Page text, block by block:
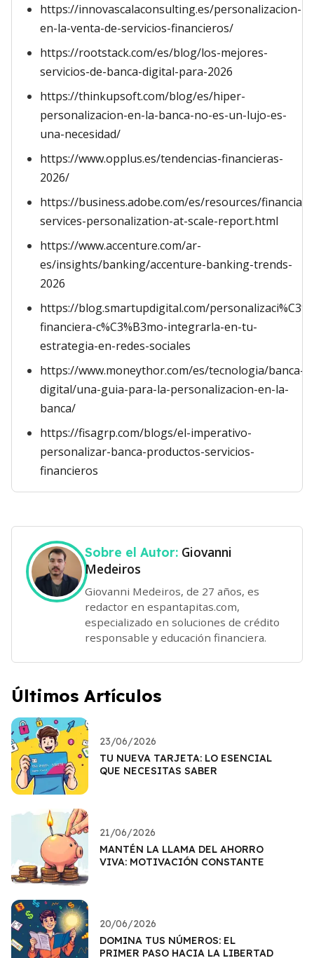
https://innovascalaconsulting.es/personalizacion-
en-la-venta-de-servicios-financieros/
https://rootstack.com/es/blog/los-mejores-
servicios-de-banca-digital-para-2026
https://thinkupsoft.com/blog/es/hiper-
personalizacion-en-la-banca-no-es-un-lujo-es-
una-necesidad/
https://www.opplus.es/tendencias-financieras-
2026/
https://business.adobe.com/es/resources/financial-
services-personalization-at-scale-report.html
https://www.accenture.com/ar-
es/insights/banking/accenture-banking-trends-
2026
https://blog.smartupdigital.com/
financiera-c%C3%B3mo-integrarla-en-tu-
estrategia-en-redes-sociales
https://www.moneythor.com/es/tecnologia/banca-
digital/una-guia-para-la-personalizacion-en-la-
banca/
https://fisagrp.com/blogs/el-imperativo-
personalizar-banca-productos-servicios-
financieros
Sobre el Autor: Giovanni
Medeiros
Giovanni Medeiros, de 27 años, es
redactor en espantapitas.com,
especializado en soluciones de crédito
responsable y educación financiera.
Últimos Artículos
23/06/2026
TU NUEVA TARJETA: LO ESENCIAL
QUE NECESITAS SABER
21/06/2026
MANTÉN LA LLAMA DEL AHORRO
VIVA: MOTIVACIÓN CONSTANTE
20/06/2026
DOMINA TUS NÚMEROS: EL
PRIMER PASO HACIA LA LIBERTAD